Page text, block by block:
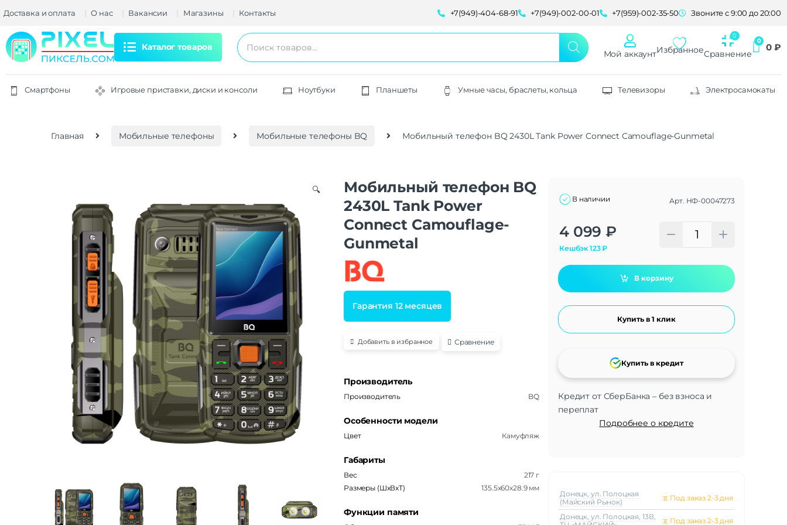
Доставка и оплата О нас Вакансии Магазины Контакты +7(949)-404-68-91 +7(949)-002-00-01 +7(959)-002-35-50 Звоните с 9:00 до 20:00
Каталог товаров
Мой аккаунтИзбранноеСравнение
0 ₽
Смартфоны Игровые приставки, диски и консоли Ноутбуки Планшеты Умные часы, браслеты, кольца Телевизоры Электросамокаты
Главная Мобильные телефоны Мобильные телефоны BQ Мобильный телефон BQ 2430L Tank Power Connect Camouflage-Gunmetal
🔍
Мобильный телефон BQ
2430L Tank Power
Connect Camouflage-
Gunmetal
Гарантия 12 месяцев
Добавить в избранное Сравнение
Производитель
Производитель BQ
Особенности модели
Цвет Камуфляж
Габариты
Вес
217 г
Размеры (ШxВxТ)
135.5х60х28.9 мм
Функции памяти
В наличии Арт. НФ-00047273
4 099 ₽
Кешбэк123₽
В корзину
Купить в 1 клик
Кредит от СберБанка – без взноса и
переплат
Подробнее о кредите
Купить в кредит
Alternative:
Донецк, ул. Полоцкая
(Майский Рынок)
⧖ Под заказ 2-3 дня
Донецк, ул. Полоцкая, 13В,
⧖ Под заказ 2-3 дня